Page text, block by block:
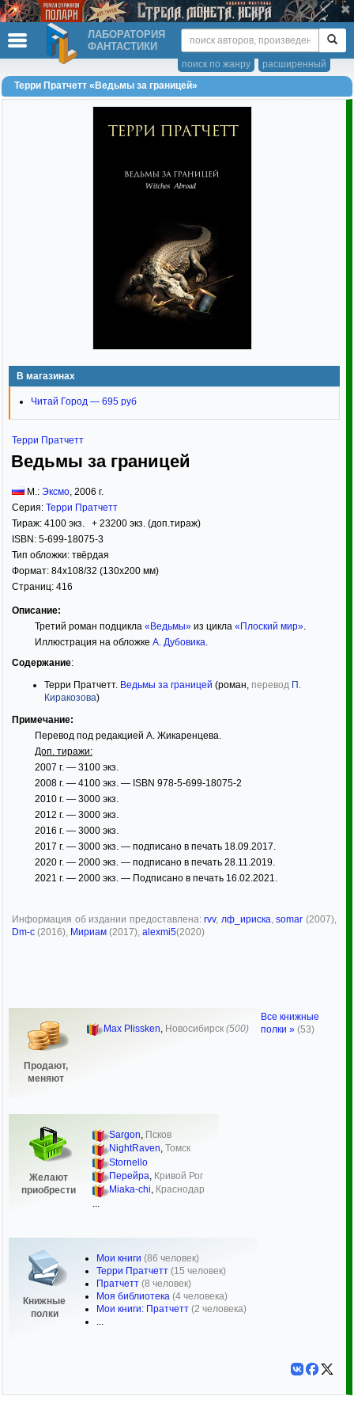
ЛАБОРАТОРИЯ
ФАНТАСТИКИ
расширенный
поиск по жанру
Терри Пратчетт «Ведьмы за границей»
В магазинах
Читай Город — 695 руб
Терри Пратчетт
Ведьмы за границей
М.: Эксмо 2006 г.
Серия: Терри Пратчетт
Тираж: 4100 экз. + 23200 экз. (доп.тираж)
ISBN: 5-699-18075-3
Тип обложки: твёрдая
Формат: 84x108/32 (130x200 мм)
Страниц: 416
Описание:
Третий роман подцикла «Ведьмы»из цикла «Плоский мир».
Иллюстрация на обложке А. Дубовика
Содержание:
Терри Пратчетт. Ведьмы за границей (роман, перевод П.
Киракозова)
Примечание:
Перевод под редакцией А. Жикаренцева.
Доп. тиражи:
2007 г. — 3100 экз.
2008 г. — 4100 экз. — ISBN 978-5-699-18075-2
2010 г. — 3000 экз.
2012 г. — 3000 экз.
2016 г. — 3000 экз.
2017 г. — 3000 экз. — подписано в печать 18.09.2017.
2020 г. — 2000 экз. — подписано в печать 28.11.2019.
2021 г. — 2000 экз. — Подписано в печать 16.02.2021.
Информация об издании предоставлена:rvv, лф_ириска ,somar(2007),
Dm-c (2016), Мириам (2017), alexmi5(2020)
Продают,
меняют
Max Plissken, Новосибирск (500)
Желают
приобрести
Sargon, Псков
NightRaven, Томск
Stornello
Перейра, Кривой Рог
Miaka-chi, Краснодар
Книжные
полки
Мои книги (86 человек)
Терри Пратчетт (15 человек)
Пратчетт (8 человек)
Моя библиотека (4 человека)
Мои книги: Пратчетт (2 человека)
...
Все книжные
полки » (53)